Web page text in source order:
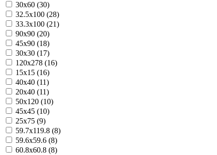
30x60 (30)
32.5x100 (28)
33.3x100 (21)
90x90 (20)
45x90 (18)
30x30 (17)
120x278 (16)
15x15 (16)
40x40 (11)
20x40 (11)
50x120 (10)
45x45 (10)
25x75 (9)
59.7x119.8 (8)
59.6x59.6 (8)
60.8x60.8 (8)